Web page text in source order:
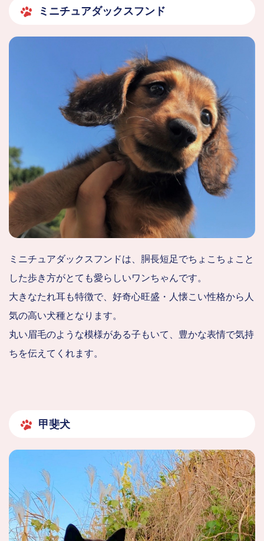
ミニチュアダックスフンド
ミニチュアダックスフンドは、胴長短足でちょこちょこと
した歩き方がとても愛らしいワンちゃんです。
大きなたれ耳も特徴で、好奇心旺盛・人懐こい性格から人
気の高い犬種となります。
丸い眉毛のような模様がある子もいて、豊かな表情で気持
ちを伝えてくれます。
甲斐犬